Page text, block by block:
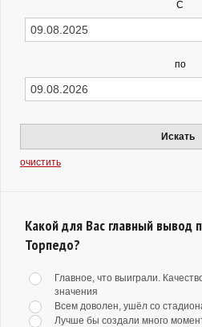
С
по
Искать
очистить
Какой для Вас главный вывод
Торпедо?
Главное, что выиграли.
значения
Всем доволен, ушёл со
Лучше бы создали много